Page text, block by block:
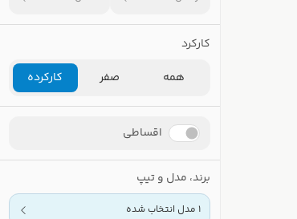
کارکرد
همه
صفر کارکرده
اقساطی
برند، مدل و تیپ
1 مدل انتخاب شده